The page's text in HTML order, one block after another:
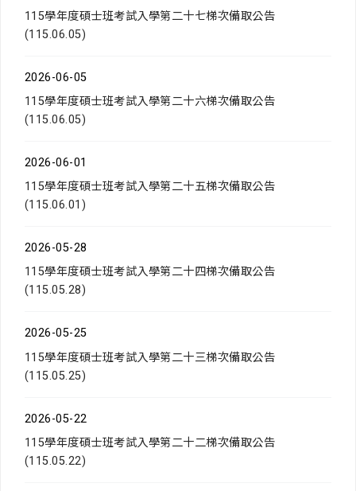
115學年度碩士班考試入學第二十七梯次備取公告
(115.06.05)
2026-06-05
115學年度碩士班考試入學第二十六梯次備取公告
(115.06.05)
2026-06-01
115學年度碩士班考試入學第二十五梯次備取公告
(115.06.01)
2026-05-28
115學年度碩士班考試入學第二十四梯次備取公告
(115.05.28)
2026-05-25
115學年度碩士班考試入學第二十三梯次備取公告
(115.05.25)
2026-05-22
115學年度碩士班考試入學第二十二梯次備取公告
(115.05.22)